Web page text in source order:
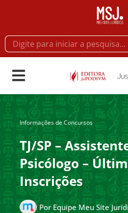
Informações de Concursos
TJ/SP –
Psicólogo –
Inscrições
PorEquipe Meu Site